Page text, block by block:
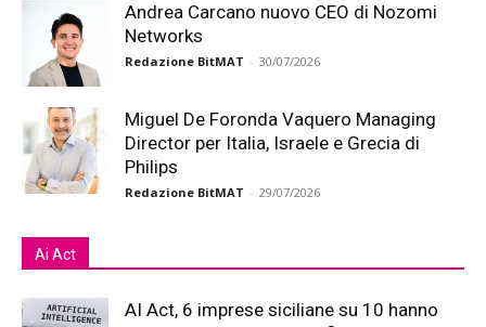
Andrea Carcano nuovo CEO di Nozomi
Networks
Redazione BitMAT - 30/07/2026
Miguel De Foronda Vaquero Managing
Director per Italia, Israele e Grecia di
Philips
Redazione BitMAT - 29/07/2026
Ai Act
AI Act, 6 imprese siciliane su 10 hanno